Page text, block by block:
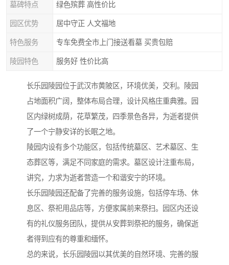
墓碑特点 绿色殡葬 高性价比
园区优势 居中守正 人文福地
特色服务 专车免费全市上门接送看墓 买贵包赔
陵园特色 服务好 性价比高
长乐园陵园位于武汉市黄陂区，环境优美，交利。陵园
占地面积广阔，整体布局合理，设计风格庄重典雅。园
区内绿树成荫，花草繁茂，四季景色各异，为逝者提供
了一个宁静安详的长眠之地。
陵园内设有多个功能区，包括传统墓区、艺术墓区、生
态葬区等，满足不同家庭的需求。墓区设计注重布局，
讲究，力求为逝者营造一个和谐安宁的环境。
长乐园陵园还配备了完善的服务设施，包括停车场、休
息区、祭祀用品店等，方便家属前来祭扫。园区内还设
有的礼仪服务团队，提供从安葬到祭祀的服务，确保逝
者得到应有的尊重和缅怀。
总的来说，长乐园陵园以其优美的自然环境、完善的服